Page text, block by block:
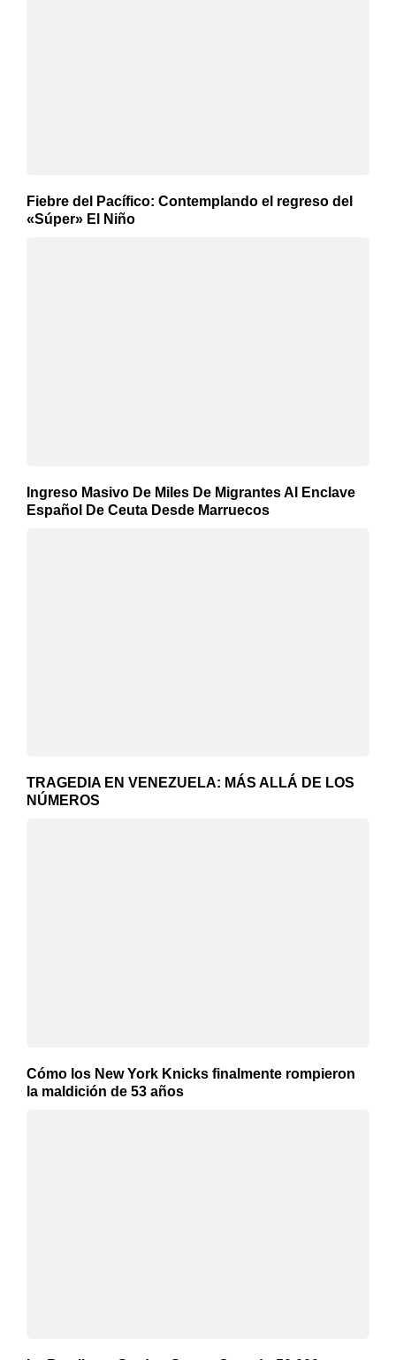
Fiebre del Pacífico: Contemplando el regreso del
«Súper» El Niño
Ingreso Masivo De Miles De Migrantes Al Enclave
Español De Ceuta Desde Marruecos
TRAGEDIA EN VENEZUELA: MÁS ALLÁ DE LOS
NÚMEROS
Cómo los New York Knicks finalmente rompieron
la maldición de 53 años